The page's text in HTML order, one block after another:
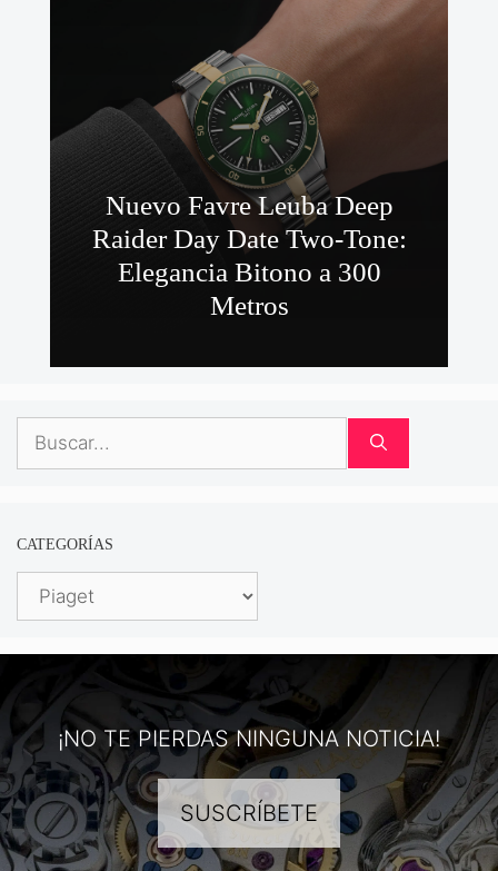
Nuevo Favre Leuba Deep
Raider Day Date Two-Tone:
Elegancia Bitono a 300
Metros
Buscar:
CATEGORÍAS
Categorías
¡NO TE PIERDAS NINGUNA NOTICIA!
SUSCRÍBETE